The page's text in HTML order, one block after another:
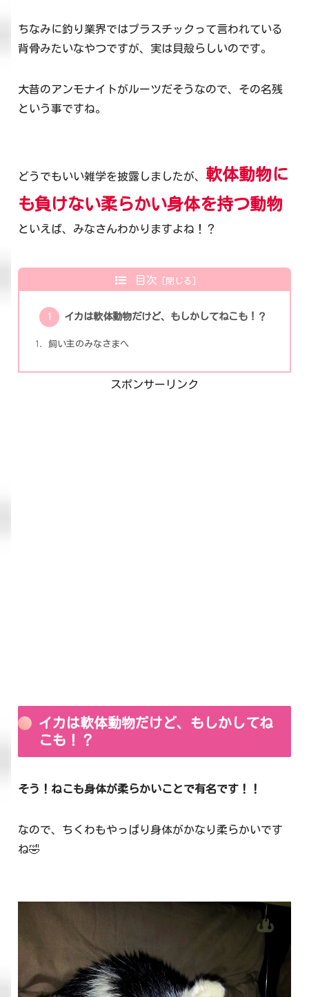
ちなみに釣り業界ではプラスチックって言われている
背骨みたいなやつですが、実は貝殻らしいのです。
大昔のアンモナイトがルーツだそうなので、その名残
という事ですね。
どうでもいい雑学を披露しましたが、 軟体動物に
も負けない柔らかい身体を持つ動物
といえば、みなさんわかりますよね！？
目次
イカは軟体動物だけど、もしかしてねこも！？
飼い主のみなさまへ
スポンサーリンク
イカは軟体動物だけど、もしかしてね
こも！？
そう！ねこも身体が柔らかいことで有名です！！
なので、ちくわもやっぱり身体がかなり柔らかいです
ね🤣